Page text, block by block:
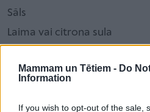
Mammam un Tētiem - Do
Information
If you wish to opt-out of the sale,
Sāls
Laima vai citrona sula
Gatavošana:
un laima sulu; sablendē.